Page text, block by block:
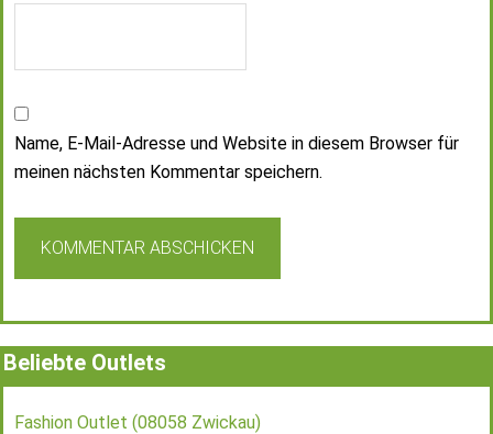
Name, E-Mail-Adresse und Website in diesem Browser für
meinen nächsten Kommentar speichern.
Beliebte Outlets
Fashion Outlet (08058 Zwickau)